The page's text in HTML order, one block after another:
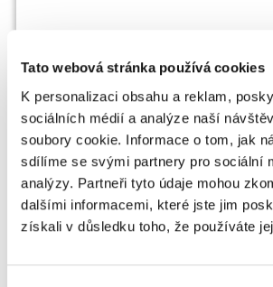
Tato webová stránka používá cookies
K personalizaci obsahu a reklam,
sociálních médií a analýze naší
soubory cookie. Informace o tom, jak
sdílíme se svými partnery pro sociální
analýzy. Partneři tyto údaje mohou
dalšími informacemi, které jste jim
získali v důsledku toho, že používáte
OSTATNÍ SI TAKÉ